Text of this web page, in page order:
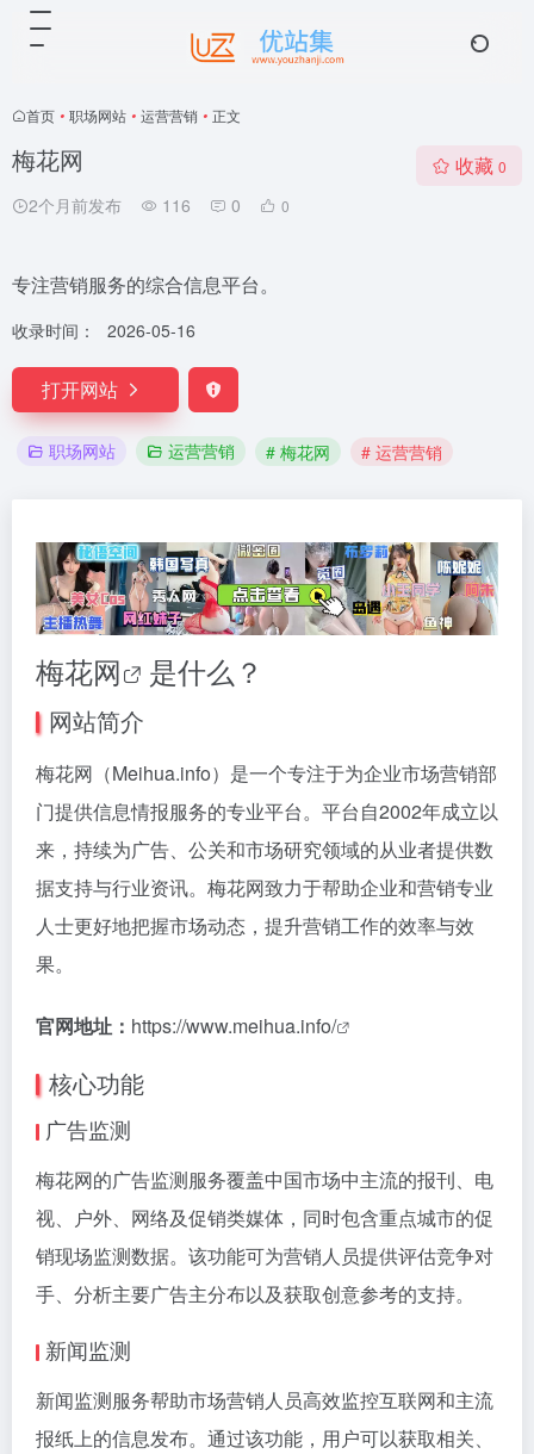
首页 • 职场网站 • 运营营销 • 正文
梅花网
2个月前发布 116 0 0
收藏 0
专注营销服务的综合信息平台。
收录时间： 2026-05-16
打开网站
职场网站 运营营销 # 梅花网 # 运营营销
梅花网 是什么？
网站简介
梅花网（Meihua.info）是一个专注于为企业市场营销部
门提供信息情报服务的专业平台。平台自2002年成立以
来，持续为广告、公关和市场研究领域的从业者提供数
据支持与行业资讯。梅花网致力于帮助企业和营销专业
人士更好地把握市场动态，提升营销工作的效率与效
果。
官网地址： https://www.meihua.info/
核心功能
广告监测
梅花网的广告监测服务覆盖中国市场中主流的报刊、电
视、户外、网络及促销类媒体，同时包含重点城市的促
销现场监测数据。该功能可为营销人员提供评估竞争对
手、分析主要广告主分布以及获取创意参考的支持。
新闻监测
新闻监测服务帮助市场营销人员高效监控互联网和主流
报纸上的信息发布。通过该功能，用户可以获取相关、